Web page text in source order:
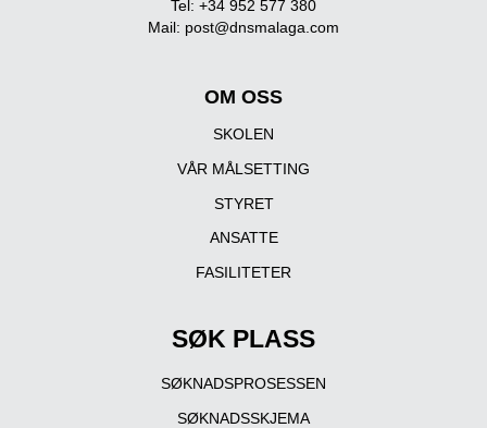
Tel: +34 952 577 380
Mail: post@dnsmalaga.com
OM OSS
SKOLEN
VÅR MÅLSETTING
STYRET
ANSATTE
FASILITETER
SØK PLASS
SØKNADSPROSESSEN
SØKNADSSKJEMA